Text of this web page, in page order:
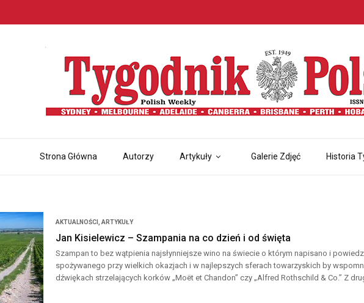
Strona Główna Autorzy Artykuły Galerie Zdjęć Historia
AKTUALNOŚCI ARTYKUŁY
Jan Kisielewicz – Szampania na co dzień i od święta
Szampan to bez wątpienia najsłynniejsze wino na świecie o którym napisano i
spożywanego przy wielkich okazjach i w najlepszych sferach towarzyskich by
dźwiękach strzelających korków „Moët et Chandon” czy „Alfred Rothschild & Co.” Z